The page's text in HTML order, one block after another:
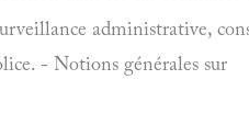
administrative,
- Notions générales sur